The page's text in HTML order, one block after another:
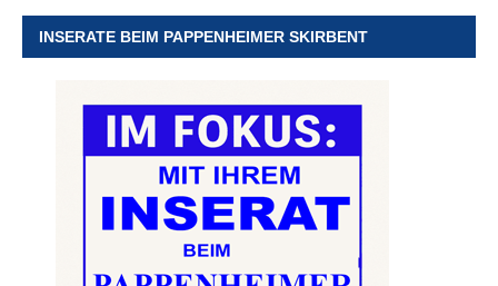
INSERATE BEIM PAPPENHEIMER SKIRBENT